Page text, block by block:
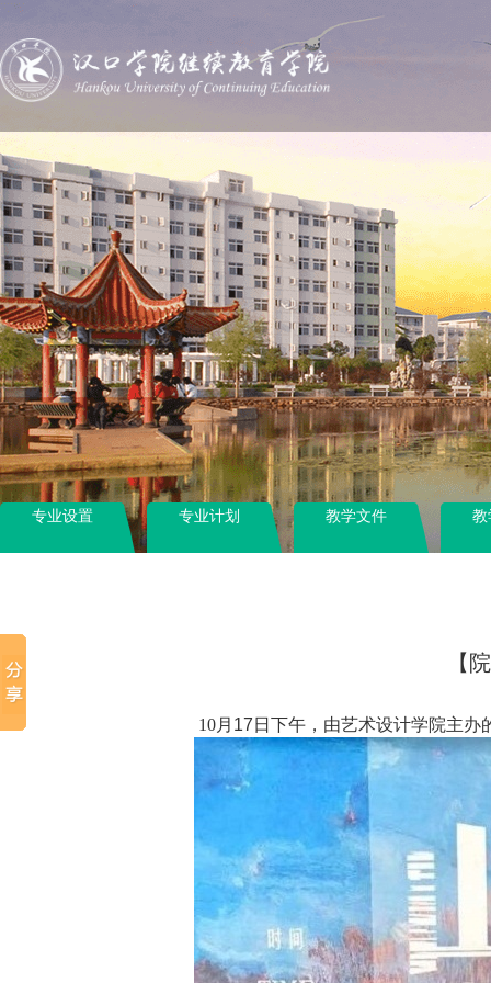
专业设置 专业计划 教学文件 教
【
10月 17 日下午，由艺术设计学院主办